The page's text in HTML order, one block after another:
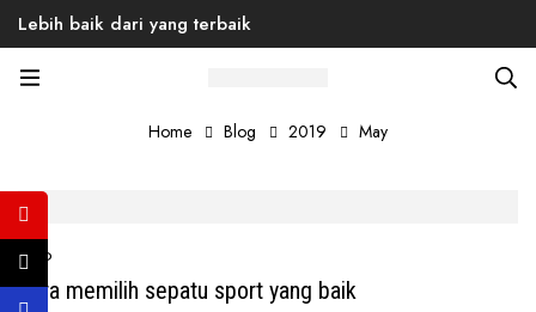
Lebih baik dari yang terbaik
Home Blog 2019 May
INFO
Cara memilih sepatu sport yang baik